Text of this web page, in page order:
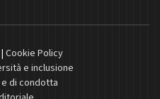
Cookie Policy
e inclusione
di condotta